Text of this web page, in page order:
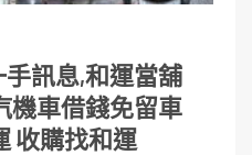
訊息,和運當舖
機車借錢免留車
收購找和運